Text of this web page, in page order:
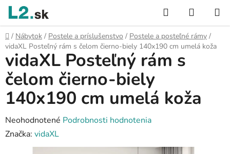
Prejsť
obsah
Hľadať
KOŠÍK
Domov
/ Nábytok / Postele a príslušenstvo / Postele a posteľné rámy /
vidaXL Posteľný rám s čelom čierno-biely 140x190 cm umelá koža
vidaXL Posteľný rám s
čelom čierno-biely
140x190 cm umelá koža
Priemerné
hodnotenie
produktu
Neohodnotené Podrobnosti hodnotenia
Značka: vidaXL